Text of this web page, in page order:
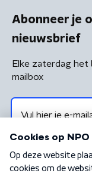
Abonneer je
nieuwsbrief
Elke zaterdag het
mailbox